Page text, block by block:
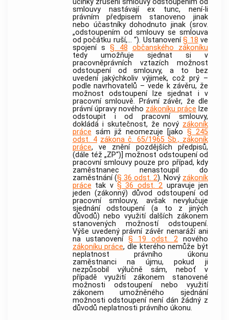
smlouvy nastávají ex tunc, není-li
právním předpisem stanoveno jinak
nebo účastníky dohodnuto jinak (srov.
„odstoupením od smlouvy se smlouva
od počátku ruší,... “). Ustanovení§ 18 ve
spojení s§ 48 občanského zákoníku
tedy umožňuje sjednat si v
pracovněprávních vztazích možnost
odstoupení od smlouvy, a to bez
uvedení jakýchkoliv výjimek, což prý –
podle navrhovatelů – vede k závěru, že
možnost odstoupení lze sjednat i v
pracovní smlouvě. Právní závěr, že dle
právní úpravy nového zákoníku práce lze
odstoupit i od pracovní smlouvy,
dokládá i skutečnost, že nový zákoník
práce sám již neomezuje [jako § 245
odst. 4 zákona č. 65/1965 Sb., zákoník
práce, ve znění pozdějších předpisů,
(dále též „ZP“)] možnost odstoupení od
pracovní smlouvy pouze pro případ, kdy
zaměstnanec nenastoupil do
zaměstnání (§ 36 odst. 2). Nový zákoník
práce tak v § 36 odst. 2 upravuje jen
jeden (zákonný) důvod odstoupení od
pracovní smlouvy, avšak nevylučuje
sjednání odstoupení (a to z jiných
důvodů) nebo využití dalších zákonem
stanovených možností odstoupení.
Výše uvedený právní závěr nenaráží ani
na ustanovení § 19 odst. 2nového
zákoníku práce, dle kterého nemůže být
neplatnost právního úkonu
zaměstnanci na újmu, pokud ji
nezpůsobil výlučně sám, neboť v
případě využití zákonem stanovené
možnosti odstoupení nebo využití
zákonem umožněného sjednání
možnosti odstoupení není dán žádný z
důvodů neplatnosti právního úkonu.